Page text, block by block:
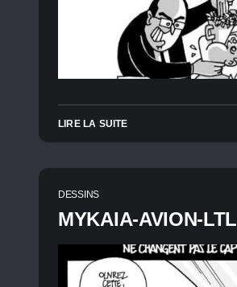
LIRE LA SUITE
DESSINS
MYKAIA-AVION-LTL